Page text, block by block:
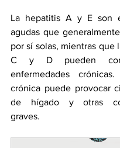
La hepatitis A y E son
agudas que
por sí solas, mientras que
C y D pueden
enfermedades
crónica puede provocar
de hígado y otras
graves.